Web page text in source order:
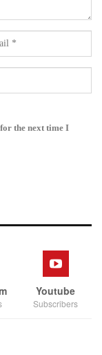
the next time I
Youtube
Subscribers